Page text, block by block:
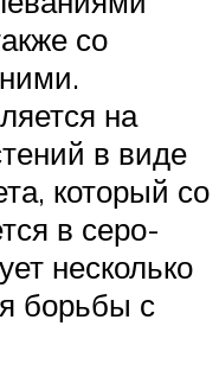
со
на
в виде
который со
в серо-
несколько
борьбы с